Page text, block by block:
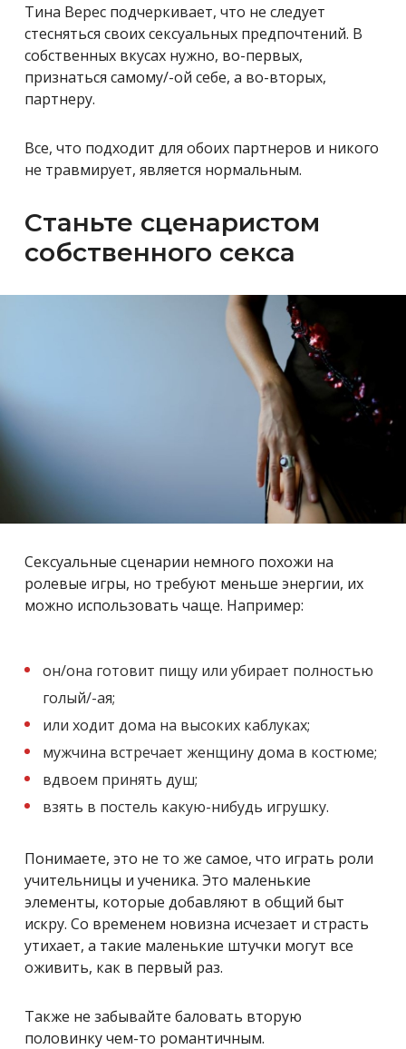
Тина Верес подчеркивает, что не следует
стесняться своих сексуальных предпочтений. В
собственных вкусах нужно, во-первых,
признаться самому/-ой себе, а во-вторых,
партнеру.
Все, что подходит для обоих партнеров и никого
не травмирует, является нормальным.
Станьте сценаристом
собственного секса
Сексуальные сценарии немного похожи на
ролевые игры, но требуют меньше энергии, их
можно использовать чаще. Например:
он/она готовит пищу или убирает полностью
голый/-ая;
или ходит дома на высоких каблуках;
мужчина встречает женщину дома в костюме;
вдвоем принять душ;
взять в постель какую-нибудь игрушку.
Понимаете, это не то же самое, что играть роли
учительницы и ученика. Это маленькие
элементы, которые добавляют в общий быт
искру. Со временем новизна исчезает и страсть
утихает, а такие маленькие штучки могут все
оживить, как в первый раз.
Также не забывайте баловать вторую
половинку чем-то романтичным.